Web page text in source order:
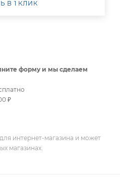
В 1 КЛИК
форму и мы сделаем
₽
интернет-магазина и может
магазинах.